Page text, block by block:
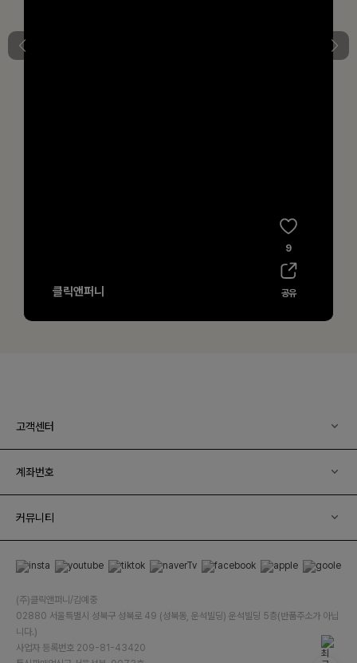
고객센터
계좌번호
커뮤니티
(주)클릭앤퍼니/김예중
02880 서울특별시 성북구 성북로 49 (성북동, 운석빌딩) 운석빌딩 5층(반품주소가 아닙
니다.)
사업자 등록번호 209-81-43420